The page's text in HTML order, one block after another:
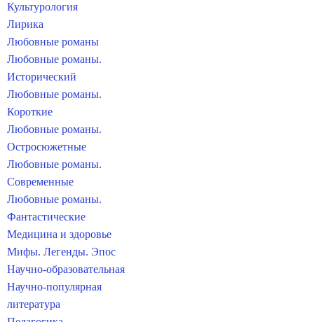
Культурология
Лирика
Любовные романы
Любовные романы.
Исторический
Любовные романы.
Короткие
Любовные романы.
Остросюжетные
Любовные романы.
Современные
Любовные романы.
Фантастические
Медицина и здоровье
Мифы. Легенды. Эпос
Научно-образовательная
Научно-популярная
литература